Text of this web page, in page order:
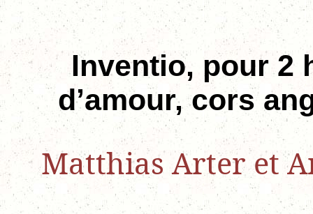
Inventio, pour 2
d’amour, cors
Matthias Arter et